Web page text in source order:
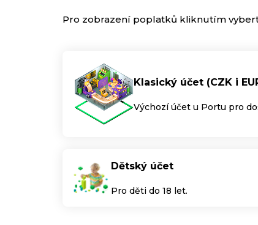
Pro zobrazení poplatků kliknutím
Klasický účet (CZK i
Výchozí účet u Portu pro
Dětský účet
Pro děti do 18 let.